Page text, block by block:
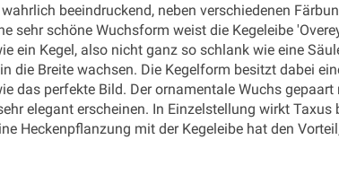
beeindruckend, neben verschiedenen
sehr schöne Wuchsform weist die Kegeleibe
ein Kegel, also nicht ganz so schlank wie eine
die Breite wachsen. Die Kegelform besitzt dabei
das perfekte Bild. Der ornamentale Wuchs
elegant erscheinen. In Einzelstellung wirkt Taxus
Heckenpflanzung mit der Kegeleibe hat den